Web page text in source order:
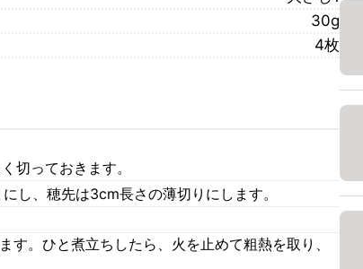
30g
4枚
切っておきます。
し、穂先は3cm長さの薄切りにします。
す。ひと煮立ちしたら、火を止めて粗熱を取り、